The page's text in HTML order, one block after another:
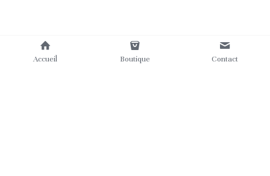
Accueil Boutique Contact